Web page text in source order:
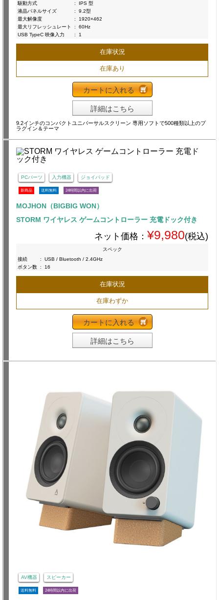
駆動方式
:
IPS 型
液晶パネルサイズ
:
9.2型
最大解像度
:
1920×462
最大リフレッシュレート
:
60Hz
USB TypeC 映像入力
: 1
在庫状況
在庫あり
カートに入れる
詳細はこちら
9.2インチのコンパクトユニバーサルスクリーン 専用ソフトで500種類以上のプ
ラグイン＆テーマ
PCパーツ 入力機器 ジョイパッド
新商品 送料無料 24時間以内に出荷
MOJHON（BIGBIG WON）
STORM ワイヤレス ゲームコントローラー 充電ドック付き
ネット価格： ¥9,980(税込)
スペック
接続
:
USB / Bluetooth / 2.4GHz
ボタン数 : 16
在庫状況
在庫わずか
カートに入れる
詳細はこちら
AV機器 スピーカー
送料無料 24時間以内に出荷